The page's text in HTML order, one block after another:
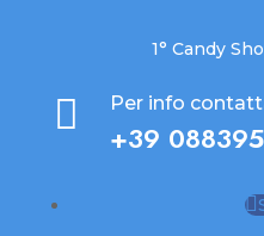
1° Candy
 Per info
+39